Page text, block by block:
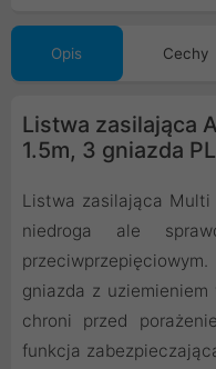
Opis Cechy
Listwa zasilająca
1.5m, 3 gniazda
Listwa zasilająca
niedroga ale
gniazda z uziemieniem
chroni przed
funkcja